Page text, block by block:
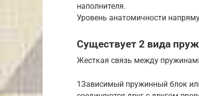
наполнителя.
Уровень анатомичности
Существует 2 вида
Жесткая связь между
1Зависимый пружинный блок